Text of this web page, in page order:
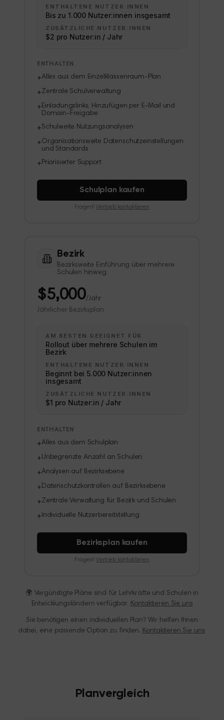
ENTHALTENE NUTZER:INNEN
Bis zu 1.000 Nutzer:innen insgesamt
ZUSÄTZLICHE NUTZER:INNEN
$2 pro Nutzer:in / Jahr
ENTHALTEN
+Alles aus dem Einzelklassenraum-Plan
+Zentrale Schulverwaltung
+Einladungslinks, Hinzufügen per E-Mail und
Domain-Freigabe
+Schulweite Nutzungsanalysen
+Organisationsweite Datenschutzeinstellungen
und Standards
+Priorisierter Support
Schulplan kaufen
Fragen? Vertrieb kontaktieren
Bezirk
Bezirksweite Einführung über mehrere
Schulen hinweg.
$5,000/Jahr
Jährlicher Bezirksplan
AM BESTEN GEEIGNET FÜR
Rollout über mehrere Schulen im
Bezirk
ENTHALTENE NUTZER:INNEN
Beginnt bei 5.000 Nutzer:innen
insgesamt
ZUSÄTZLICHE NUTZER:INNEN
$1 pro Nutzer:in / Jahr
ENTHALTEN
+Alles aus dem Schulplan
+Unbegrenzte Anzahl an Schulen
+Analysen auf Bezirksebene
+Datenschutzkontrollen auf Bezirksebene
+Zentrale Verwaltung für Bezirk und Schulen
+Individuelle Nutzerbereitstellung
Bezirksplan kaufen
Fragen? Vertrieb kontaktieren
🌍 Vergünstigte Pläne sind für Lehrkräfte und Schulen in
Entwicklungsländern verfügbar. Kontaktieren Sie uns
Sie benötigen einen individuellen Plan? Wir helfen Ihnen
dabei, eine passende Option zu finden. Kontaktieren Sie uns.
Planvergleich